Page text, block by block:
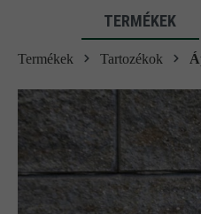
TERMÉKEK
Termékek Tartozékok